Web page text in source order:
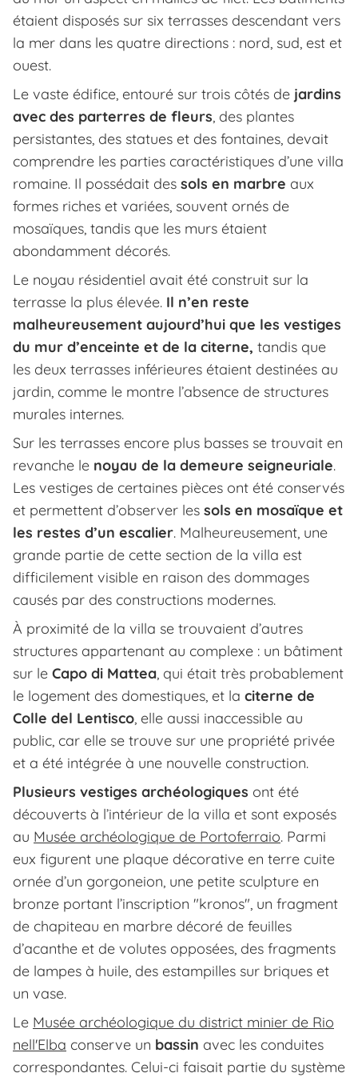
étaient disposés sur six terrasses descendant vers
la mer dans les quatre directions : nord, sud, est et
ouest.
Le vaste édifice, entouré sur trois côtés de jardins
avec des parterres de fleurs, des plantes
persistantes, des statues et des fontaines, devait
comprendre les parties caractéristiques d’une villa
romaine. Il possédait des sols en marbre aux
formes riches et variées, souvent ornés de
mosaïques, tandis que les murs étaient
abondamment décorés.
Le noyau résidentiel avait été construit sur la
terrasse la plus élevée. Il n’en reste
malheureusement aujourd’hui que les vestiges
du mur d’enceinte et de la citerne, tandis que
les deux terrasses inférieures étaient destinées au
jardin, comme le montre l’absence de structures
murales internes.
Sur les terrasses encore plus basses se trouvait en
revanche le noyau de la demeure seigneuriale.
Les vestiges de certaines pièces ont été conservés
et permettent d’observer les sols en mosaïque et
les restes d’un escalier. Malheureusement, une
grande partie de cette section de la villa est
difficilement visible en raison des dommages
causés par des constructions modernes.
À proximité de la villa se trouvaient d’autres
structures appartenant au complexe : un bâtiment
sur le Capo di Mattea, qui était très probablement
le logement des domestiques, et la citerne de
Colle del Lentisco, elle aussi inaccessible au
public, car elle se trouve sur une propriété privée
et a été intégrée à une nouvelle construction.
Plusieurs vestiges archéologiques ont été
découverts à l’intérieur de la villa et sont exposés
au Musée archéologique de Portoferraio. Parmi
eux figurent une plaque décorative en terre cuite
ornée d’un gorgoneion, une petite sculpture en
bronze portant l’inscription "kronos", un fragment
de chapiteau en marbre décoré de feuilles
d’acanthe et de volutes opposées, des fragments
de lampes à huile, des estampilles sur briques et
un vase.
Le Musée archéologique du district minier de Rio
nell'Elba conserve un bassin avec les conduites
correspondantes. Celui-ci faisait partie du système